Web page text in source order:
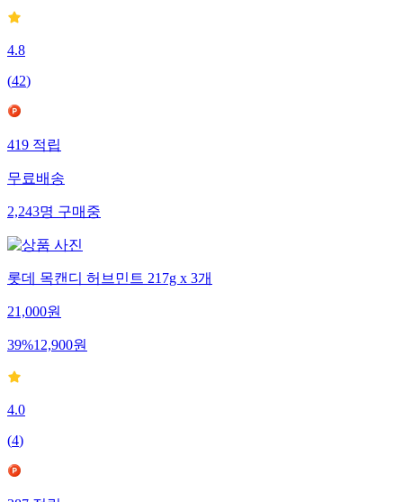
4.8
(42)
419적립
무료배송
2,243명구매중
롯데 목캔디 허브민트 217g x 3개
21,000원
39%12,900원
4.0
(4)